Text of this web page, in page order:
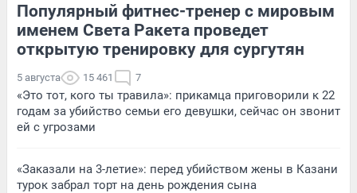
Популярный фитнес-тренер с мировым
именем Света Ракета проведет
открытую тренировку для сургутян
5 августа 15 461 7
«Это тот, кого ты травила»: прикамца приговорили к 22
годам за убийство семьи его девушки, сейчас он звонит
ей с угрозами
«Заказали на 3-летие»: перед убийством жены в Казани
турок забрал торт на день рождения сына